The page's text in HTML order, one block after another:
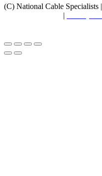
(C) National Cable Specialists |
|